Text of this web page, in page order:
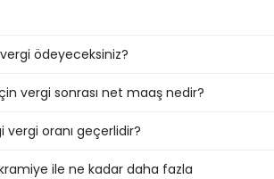
ödeyeceksiniz?
vergi sonrası net maaş nedir?
vergi oranı geçerlidir?
ile ne kadar daha fazla